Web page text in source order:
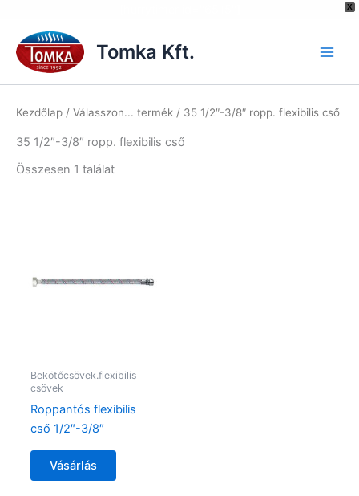
X
content
Tomka Kft.
Kezdőlap / Válasszon... termék / 35 1/2″-3/8″ ropp. flexibilis cső
35 1/2″-3/8″ ropp. flexibilis cső
Összesen 1 találat
Bekötőcsövek.flexibilis
csövek
Roppantós flexibilis
cső 1/2″-3/8″
Vásárlás